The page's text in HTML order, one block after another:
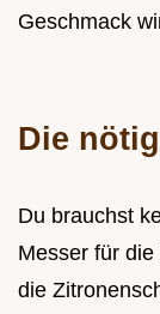
Geschmack
Die
Du brauchst
Messer für
die